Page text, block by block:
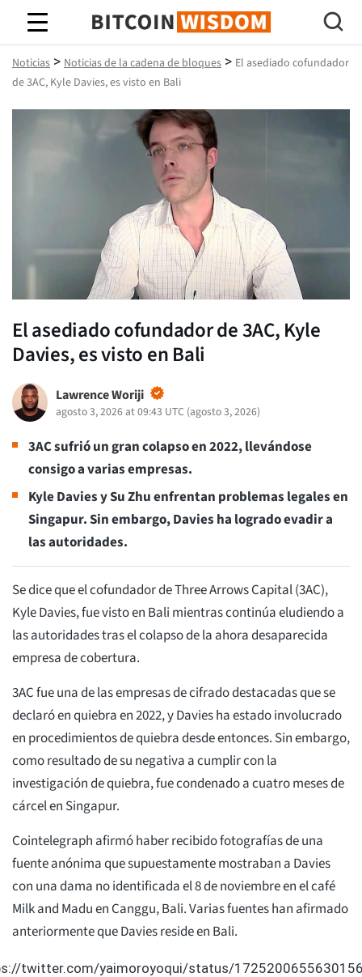
Sabiduría de Bitcoin
Noticias > Noticias de la cadena de bloques > El asediado cofundador
de 3AC, Kyle Davies, es visto en Bali
El asediado cofundador de 3AC, Kyle
Davies, es visto en Bali
Lawrence Woriji
agosto 3, 2026 at 09:43 UTC (agosto 3, 2026)
3AC sufrió un gran colapso en 2022, llevándose
consigo a varias empresas.
Kyle Davies y Su Zhu enfrentan problemas legales en
Singapur. Sin embargo, Davies ha logrado evadir a
las autoridades.
Se dice que el cofundador de Three Arrows Capital (3AC),
Kyle Davies, fue visto en Bali mientras continúa eludiendo a
las autoridades tras el colapso de la ahora desaparecida
empresa de cobertura.
3AC fue una de las empresas de cifrado destacadas que se
declaró en quiebra en 2022, y Davies ha estado involucrado
en procedimientos de quiebra desde entonces. Sin embargo,
como resultado de su negativa a cumplir con la
investigación de quiebra, fue condenado a cuatro meses de
cárcel en Singapur.
Cointelegraph afirmó haber recibido fotografías de una
fuente anónima que supuestamente mostraban a Davies
con una dama no identificada el 8 de noviembre en el café
Milk and Madu en Canggu, Bali. Varias fuentes han afirmado
anteriormente que Davies reside en Bali.
twitter.com/yaimoroyoqui/status/